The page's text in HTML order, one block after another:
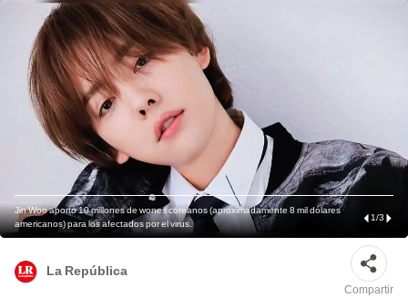
Jin Woo aportó 10 millones de wones coreanos (aproximadamente 8 mil dólares
americanos) para los afectados por el virus.
1/3
La República
Compartir